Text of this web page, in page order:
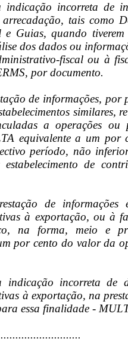
indicação incorreta de
tais como
e Guias, quando
dos dados ou
fiscal ou à
por documento.
de informações,
similares,
a operações ou
equivalente a um por
período, não
de
de informações
à exportação, ou à
na forma, meio e
por cento do valor da
indicação incorreta de
à exportação, na
essa finalidade -